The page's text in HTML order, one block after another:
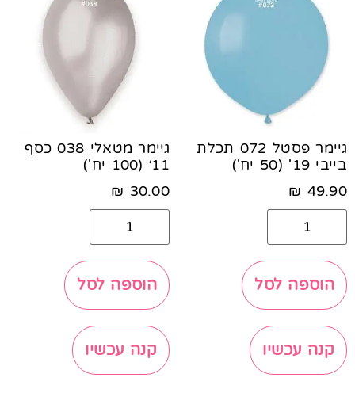
גיימר פסטל 072 תכלת
בייבי 19' (50 יח')
49.90
₪
הוספה לסל
קנה עכשיו
גיימר מטאלי 038 כסף
11׳ (100 יח')
30.00
₪
הוספה לסל
קנה עכשיו